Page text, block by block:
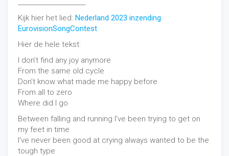
Kijk hier het lied: Nederland 2023 inzending
EurovisionSongContest
Hier de hele tekst:
I don’t find any joy anymore
From the same old cycle
Don’t know what made me happy before
From all to zero
Where did I go
Between falling and running I’ve been trying to get on
my feet in time
I’ve never been good at crying always wanted to be the
tough type